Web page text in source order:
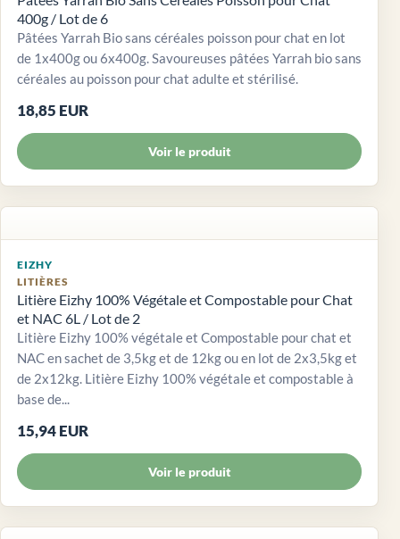
400g / Lot de 6
Pâtées Yarrah Bio sans céréales poisson pour chat en lot
de 1x400g ou 6x400g. Savoureuses pâtées Yarrah bio sans
céréales au poisson pour chat adulte et stérilisé.
18,85 EUR
Voir le produit
EIZHY
LITIÈRES
Litière Eizhy 100% Végétale et Compostable pour Chat
et NAC 6L / Lot de 2
Litière Eizhy 100% végétale et Compostable pour chat et
NAC en sachet de 3,5kg et de 12kg ou en lot de 2x3,5kg et
de 2x12kg. Litière Eizhy 100% végétale et compostable à
base de...
15,94 EUR
Voir le produit